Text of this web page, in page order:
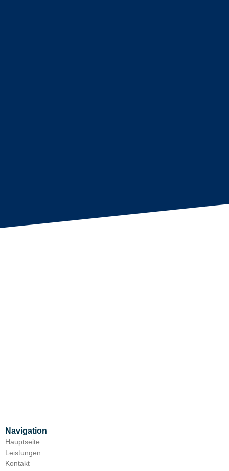
Navigation
Hauptseite
Leistungen
Kontakt